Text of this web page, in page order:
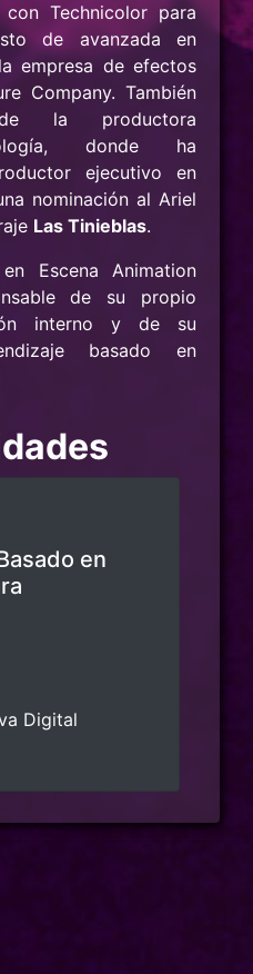
Technicolor para
de avanzada en
empresa de efectos
Company. También
la productora
donde ha
ejecutivo en
nominación al Ariel
Las Tinieblas.
Escena Animation
de su propio
interno y de su
basado en
en
Digital